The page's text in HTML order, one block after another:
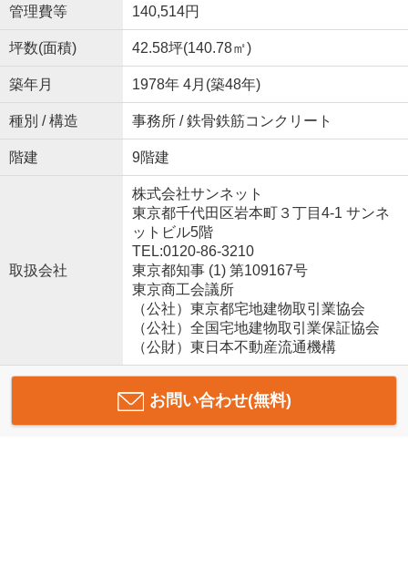
管理費等 140,514円
坪数(面積) 42.58坪(140.78㎡)
築年月 1978年 4月(築48年)
種別 / 構造 事務所 / 鉄骨鉄筋コンクリート
階建 9階建
取扱会社
株式会社サンネット
東京都千代田区岩本町３丁目4-1 サンネ
ットビル5階
TEL:0120-86-3210
東京都知事 (1) 第109167号
東京商工会議所
（公社）東京都宅地建物取引業協会
（公社）全国宅地建物取引業保証協会
（公財）東日本不動産流通機構
お問い合わせ(無料)